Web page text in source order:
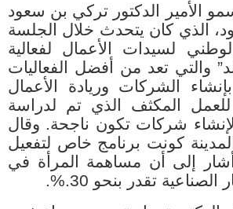
الأمير الدكتور تركي بن سعود
الذي كان يتحدث خلال الجلسة
الوطني لسيدات الأعمال لفعالية
والتي تعد من أفضل الفعاليات
الشركات وريادة الأعمال
للعمل المكثف الذي تم لدراسة
شركات تكون ناجحة. وقال
كونت برنامج خاص لتفعيل
إلى أن مساهمة المرأة في
الصناعية تقدر بنحو 30
%.
.